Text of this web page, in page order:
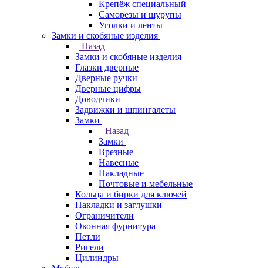
Крепёж специальный
Саморезы и шурупы
Уголки и ленты
Замки и скобяные изделия
Назад
Замки и скобяные изделия
Глазки дверные
Дверные ручки
Дверные цифры
Доводчики
Задвижки и шпингалеты
Замки
Назад
Замки
Врезные
Навесные
Накладные
Почтовые и мебельные
Кольца и бирки для ключей
Накладки и заглушки
Ограничители
Оконная фурнитура
Петли
Ригели
Цилиндры